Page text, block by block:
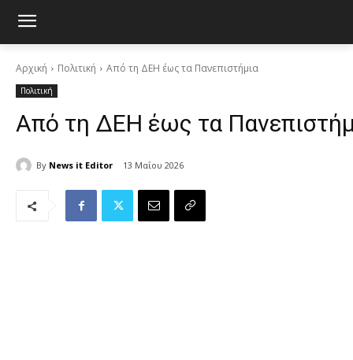
Αρχική Πολιτική Από τη ΔΕΗ έως τα Πανεπιστήμια
Πολιτική
Από τη ΔΕΗ έως τα
By News it Editor 13 Μαΐου 2026